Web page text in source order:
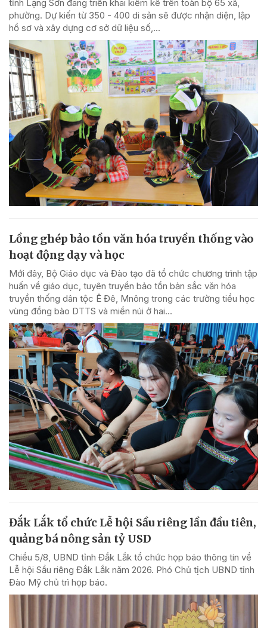
tỉnh Lạng Sơn đang triển khai kiểm kê trên toàn bộ 65 xã,
phường. Dự kiến từ 350 - 400 di sản sẽ được nhận diện, lập
hồ sơ và xây dựng cơ sở dữ liệu số,...
Lồng ghép bảo tồn văn hóa truyền thống vào
hoạt động dạy và học
Mới đây, Bộ Giáo dục và Đào tạo đã tổ chức chương trình tập
huấn về giáo dục, tuyên truyền bảo tồn bản sắc văn hóa
truyền thống dân tộc Ê Đê, Mnông trong các trường tiểu học
vùng đồng bào DTTS và miền núi ở hai...
Đắk Lắk tổ chức Lễ hội Sầu riêng lần đầu tiên,
quảng bá nông sản tỷ USD
Chiều 5/8, UBND tỉnh Đắk Lắk tổ chức họp báo thông tin về
Lễ hội Sầu riêng Đắk Lắk năm 2026. Phó Chủ tịch UBND tỉnh
Đào Mỹ chủ trì họp báo.